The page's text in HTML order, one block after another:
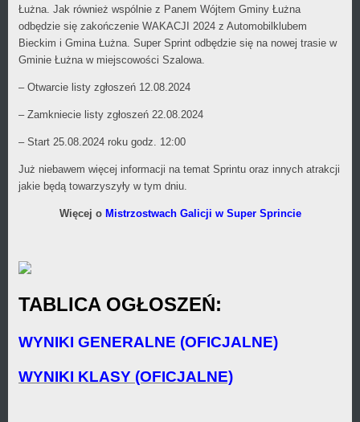
Łużna. Jak również wspólnie z Panem Wójtem Gminy Łużna
odbędzie się zakończenie WAKACJI 2024 z Automobilklubem
Bieckim i Gmina Łużna. Super Sprint odbędzie się na nowej trasie w
Gminie Łużna w miejscowości Szalowa.
– Otwarcie listy zgłoszeń 12.08.2024
– Zamkniecie listy zgłoszeń 22.08.2024
– Start 25.08.2024 roku godz. 12:00
Już niebawem więcej informacji na temat Sprintu oraz innych atrakcji
jakie będą towarzyszyły w tym dniu.
Więcej o Mistrzostwach Galicji w Super Sprincie
TABLICA OGŁOSZEŃ:
WYNIKI GENERALNE (OFICJALNE)
WYNIKI KLASY (OFICJALNE)